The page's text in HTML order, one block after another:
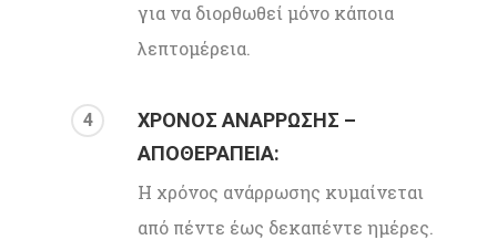
για να διορθωθεί μόνο κάποια
λεπτομέρεια.
4
ΧΡΟΝΟΣ ΑΝΑΡΡΩΣΗΣ –
ΑΠΟΘΕΡΑΠΕΙΑ:
Η χρόνος ανάρρωσης κυμαίνεται
από πέντε έως δεκαπέντε ημέρες.